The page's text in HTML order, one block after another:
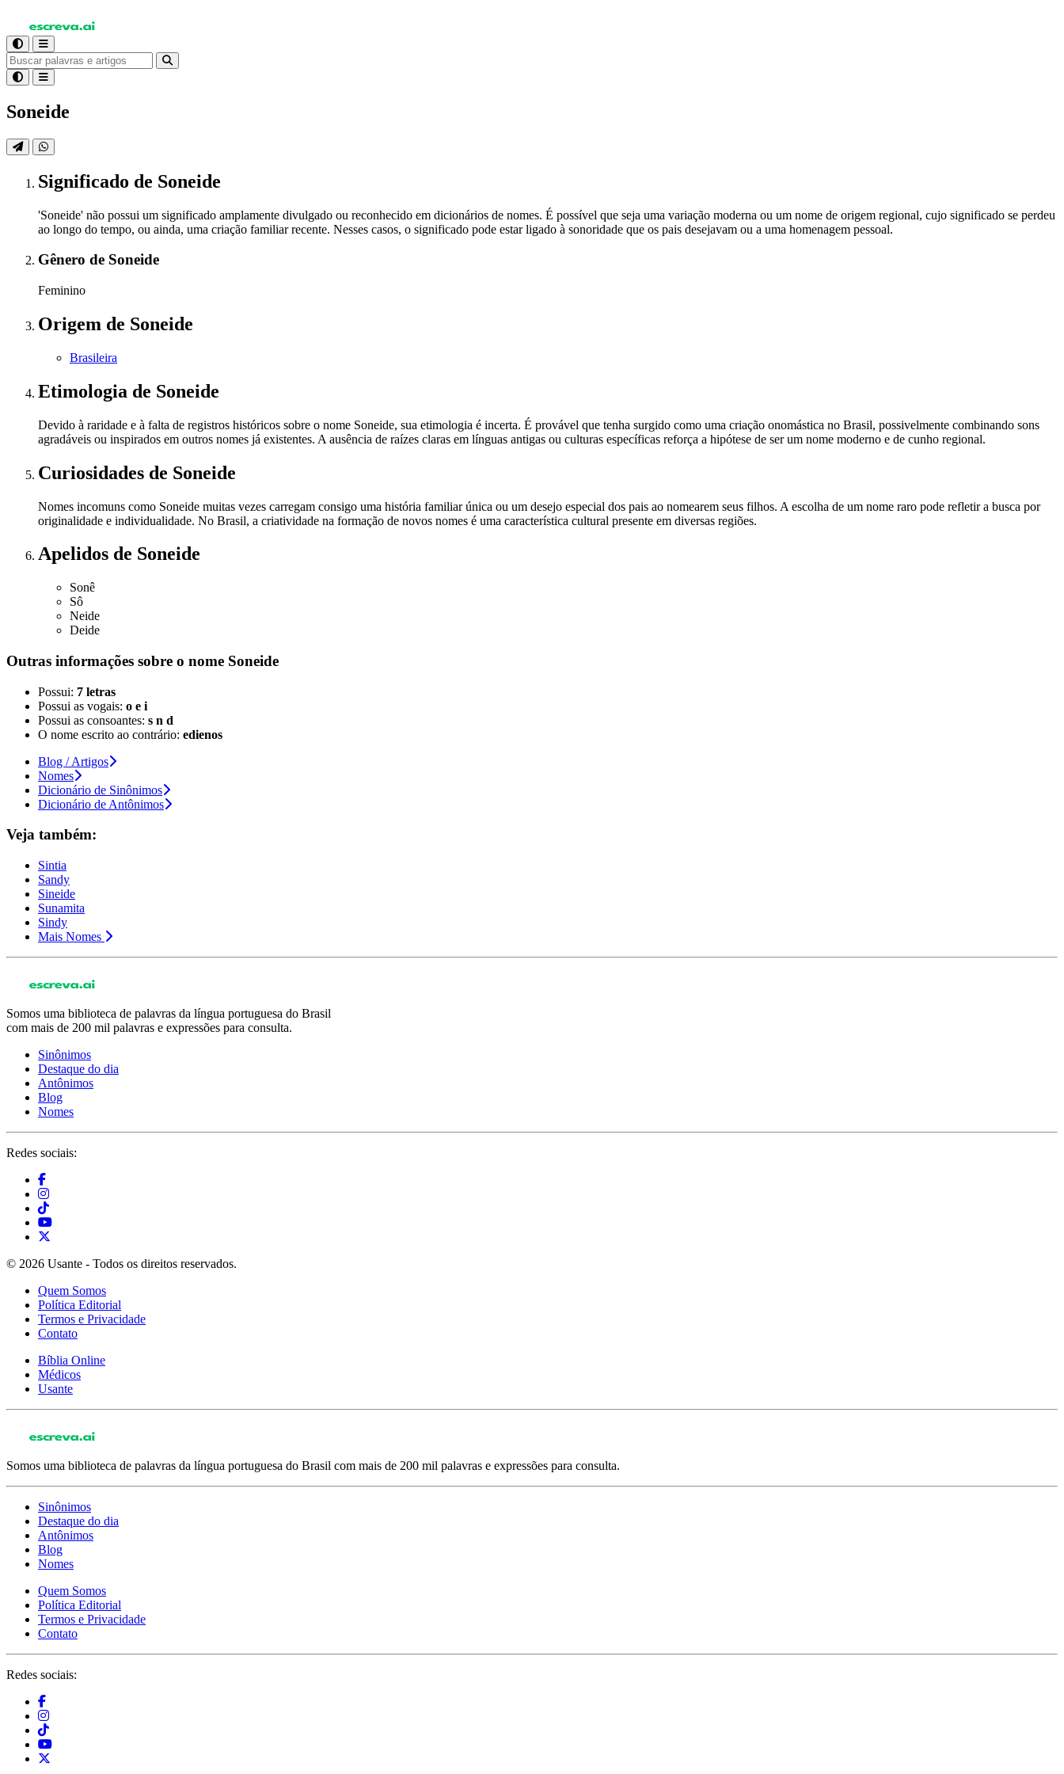
Soneide
Significado de Soneide
'Soneide' não possui um significado amplamente divulgado ou reconhecido em dicionários de nomes. É possível que seja uma variação moderna ou um nome de origem regional, cujo significado se perdeu
ao longo do tempo, ou ainda, uma criação familiar recente. Nesses casos, o significado pode estar ligado à sonoridade que os pais desejavam ou a uma homenagem pessoal.
Gênero de Soneide
Feminino
Origem de Soneide
Brasileira
Etimologia de Soneide
Devido à raridade e à falta de registros históricos sobre o nome Soneide, sua etimologia é incerta. É provável que tenha surgido como uma criação onomástica no Brasil, possivelmente combinando sons
agradáveis ou inspirados em outros nomes já existentes. A ausência de raízes claras em línguas antigas ou culturas específicas reforça a hipótese de ser um nome moderno e de cunho regional.
Curiosidades de Soneide
Nomes incomuns como Soneide muitas vezes carregam consigo uma história familiar única ou um desejo especial dos pais ao nomearem seus filhos. A escolha de um nome raro pode refletir a busca por
originalidade e individualidade. No Brasil, a criatividade na formação de novos nomes é uma característica cultural presente em diversas regiões.
Apelidos de Soneide
Sonê
Sô
Neide
Deide
Outras informações sobre o nome Soneide
Possui: 7 letras
Possui as vogais: o e i
Possui as consoantes: s n d
O nome escrito ao contrário: edienos
Blog / Artigos
Nomes
Dicionário de Sinônimos
Dicionário de Antônimos
Veja também:
Sintia
Sandy
Sineide
Sunamita
Sindy
Mais Nomes
Somos uma biblioteca de palavras da língua portuguesa do Brasil
com mais de 200 mil palavras e expressões para consulta.
Sinônimos
Destaque do dia
Antônimos
Blog
Nomes
Redes sociais:
© 2026 Usante - Todos os direitos reservados.
Quem Somos
Política Editorial
Termos e Privacidade
Contato
Bíblia Online
Médicos
Usante
Somos uma biblioteca de palavras da língua portuguesa do Brasil com mais de 200 mil palavras e expressões para consulta.
Sinônimos
Destaque do dia
Antônimos
Blog
Nomes
Quem Somos
Política Editorial
Termos e Privacidade
Contato
Redes sociais: